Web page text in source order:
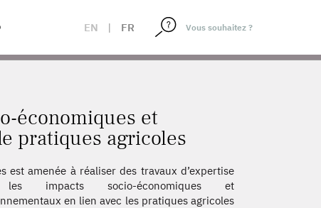
EN | FR
DE PRATIQUES AGRICOLES
économiques et
pratiques agricoles
est amenée à réaliser des travaux d’expertise
impacts socio-économiques et
en lien avec les pratiques agricoles